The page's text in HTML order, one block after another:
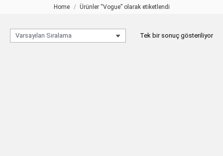
You are here:
Home Ürünler “Vogue” olarak etiketlendi
Tek bir sonuç gösteriliyor